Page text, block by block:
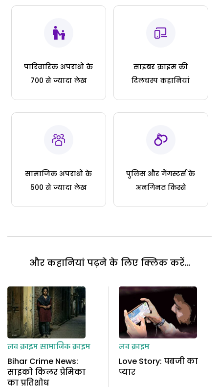
पारिवारिक अपराधों के
700 से ज्यादा लेख
साइबर क्राइम की
दिलचस्प कहानियां
सामाजिक अपराधों के
500 से ज्यादा लेख
पुलिस और गैंगस्टर्स के
अनगिनत किस्से
और कहानियां पढ़ने के लिए क्लिक करें...
लव क्राइमसामाजिक क्राइम
Bihar Crime News:
साइको किलर प्रेमिका
का प्रतिशोध
लव क्राइम
Love Story: पबजी का
प्यार